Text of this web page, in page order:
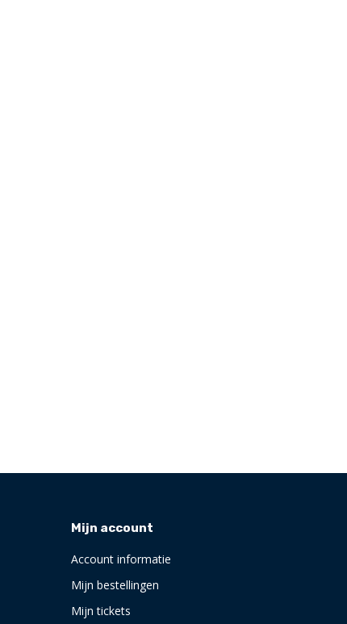
Mijn account
Account informatie
Mijn bestellingen
Mijn tickets